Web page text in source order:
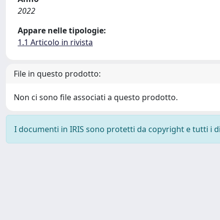
2022
Appare nelle tipologie:
1.1 Articolo in rivista
File in questo prodotto:
Non ci sono file associati a questo prodotto.
I documenti in IRIS sono protetti da copyright e tutti i